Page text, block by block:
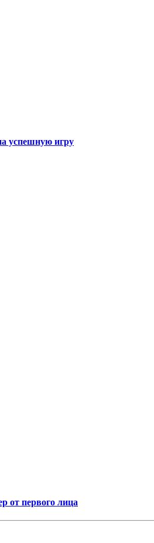
успешную игру
от первого лица